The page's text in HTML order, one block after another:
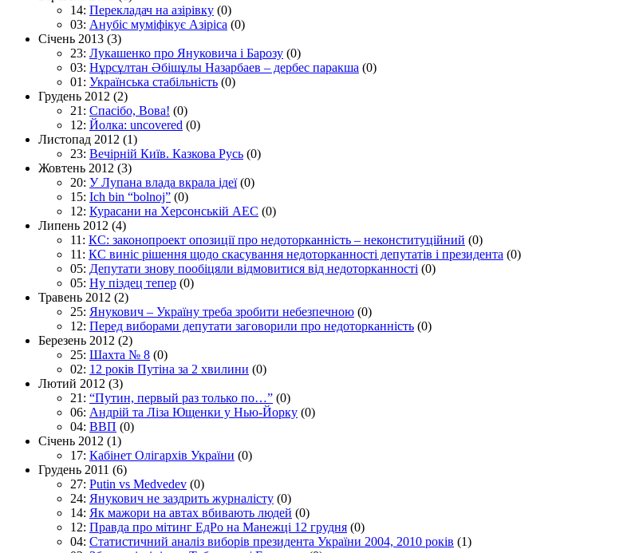
14: Перекладач на азірівку (0)
03: Анубіс муміфікує Азіріса (0)
Січень 2013 (3)
23: Лукашенко про Януковича і Барозу (0)
03: Нұрсұлтан Әбішұлы Назарбаев – дербес паракша (0)
01: Українська стабільність (0)
Грудень 2012 (2)
21: Спасібо, Вова! (0)
12: Йолка: uncovered (0)
Листопад 2012 (1)
23: Вечірній Київ. Казкова Русь (0)
Жовтень 2012 (3)
20: У Лупана влада вкрала ідеї (0)
15: Ich bin “bolnoj” (0)
12: Курасани на Херсонській АЕС (0)
Липень 2012 (4)
11: КС: законопроект опозиції про недоторканність – неконституційний (0)
11: КС виніс рішення щодо скасування недоторканності депутатів і президента (0)
05: Депутати знову пообіцяли відмовитися від недоторканності (0)
05: Ну піздец тепер (0)
Травень 2012 (2)
25: Янукович – Україну треба зробити небезпечною (0)
12: Перед виборами депутати заговорили про недоторканність (0)
Березень 2012 (2)
25: Шахта № 8 (0)
02: 12 років Путіна за 2 хвилини (0)
Лютий 2012 (3)
21: “Путин, первый раз только по…” (0)
06: Андрій та Ліза Ющенки у Нью-Йорку (0)
04: ВВП (0)
Січень 2012 (1)
17: Кабінет Олігархів України (0)
Грудень 2011 (6)
27: Putin vs Medvedev (0)
24: Янукович не заздрить журналісту (0)
14: Як мажори на автах вбивають людей (0)
12: Правда про мітинг ЕдРо на Манежці 12 грудня (0)
04: Статистичний аналіз виборів президента України 2004, 2010 років (1)